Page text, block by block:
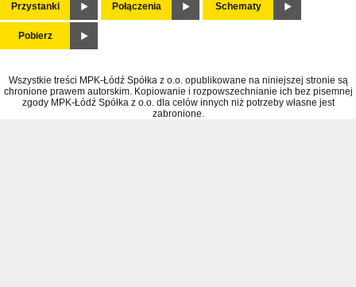
Przystanki Połączenia Schematy
Pobierz
Wszystkie treści MPK-Łódź Spółka z o.o. opublikowane na niniejszej stronie są
chronione prawem autorskim. Kopiowanie i rozpowszechnianie ich bez pisemnej
zgody MPK-Łódź Spółka z o.o. dla celów innych niż potrzeby własne jest
zabronione.